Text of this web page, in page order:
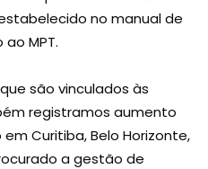
no manual de
MPT.
são vinculados às
registramos aumento
Curitiba, Belo Horizonte,
a gestão de